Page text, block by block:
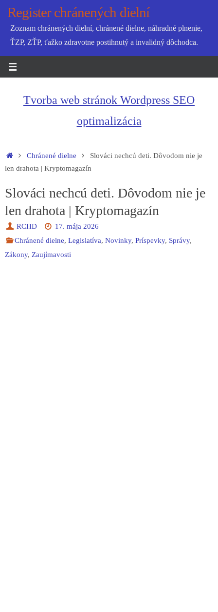
SkipRegister chránených dielní
Zoznam chránených dielní, chránené dielne, náhradné plnenie,
ŤZP, ZŤP, ťažko zdravotne postihnutý a invalidný dôchodca.
Tvorba web stránok Wordpress SEO
optimalizácia
HomeChránené dielne
Slováci nechcú deti. Dôvodom nie je
len drahota | Kryptomagazín
Slováci nechcú deti. Dôvodom nie je
len drahota | Kryptomagazín
RCHD
17. mája 2026
Chránené dielne,Legislatíva,Novinky,Príspevky, Správy,
Zákony, Zaujímavosti